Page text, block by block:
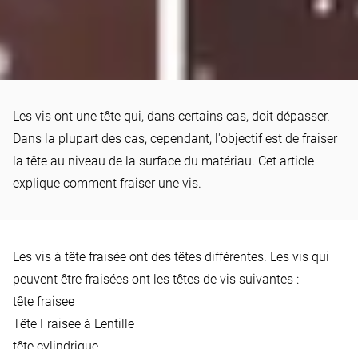
Comment fraiser une vis
Les vis ont une tête qui, dans certains cas, doit dépasser.
Dans la plupart des cas, cependant, l'objectif est de fraiser
la tête au niveau de la surface du matériau. Cet article
explique comment fraiser une vis.
Les vis à tête fraisée ont des têtes différentes. Les vis qui
peuvent être fraisées ont les têtes de vis suivantes :
tête fraisee
Tête Fraisee à Lentille